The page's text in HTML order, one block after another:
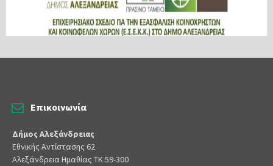
Επικοινωνία
Δήμος Αλεξάνδρειας
Εθνικής Αντίστασης 62
Αλεξάνδρεια Ημαθίας ΤΚ 59-300